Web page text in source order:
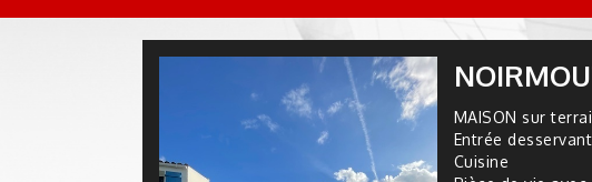
MAISON sur
Entrée desservant
Cuisine